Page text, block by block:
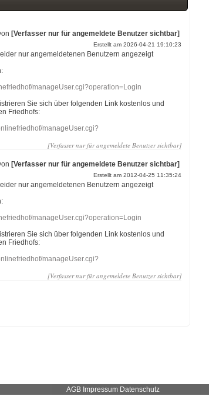
[Verfasser nur für angemeldete Benutzer sichtbar]
Erstellt am 2026-04-21 19:10:23
nur angemeldetenen Benutzern angezeigt
manageUser.cgi?operation=Login
Sie sich über folgenden Link kostenlos und
Friedhofs:
manageUser.cgi?
[Verfasser nur für angemeldete Benutzer sichtbar]
[Verfasser nur für angemeldete Benutzer sichtbar]
Erstellt am 2012-04-25 11:35:24
nur angemeldetenen Benutzern angezeigt
manageUser.cgi?operation=Login
Sie sich über folgenden Link kostenlos und
Friedhofs:
manageUser.cgi?
[Verfasser nur für angemeldete Benutzer sichtbar]
AGB Impressum Datenschutz